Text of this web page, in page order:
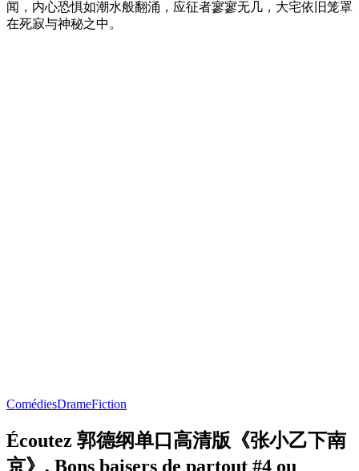
闻，内心恐惧如潮水般翻涌，应征者寥寥无几，大宅依旧笼罩
在死寂与神秘之中。
ComédiesDrameFiction
Écoutez 郭德纲单口高清版《张小乙下南
京》, Bons baisers de partout #4 ou